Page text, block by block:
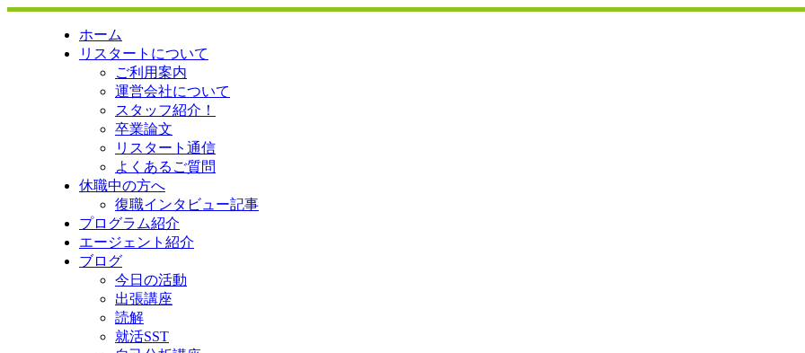
ホーム
リスタートについて
ご利用案内
運営会社について
スタッフ紹介！
卒業論文
リスタート通信
よくあるご質問
休職中の方へ
復職インタビュー記事
プログラム紹介
エージェント紹介
ブログ
今日の活動
出張講座
読解
就活SST